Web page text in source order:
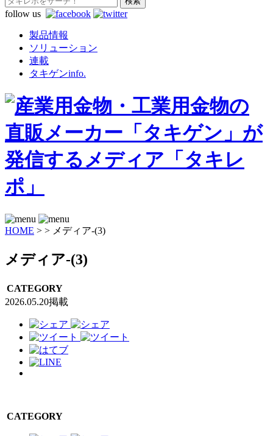
follow us
製品情報
ソリューション
連載
タキゲンinfo.
HOME > > メディア-(3)
メディア-(3)
CATEGORY
2026.05.20掲載
CATEGORY